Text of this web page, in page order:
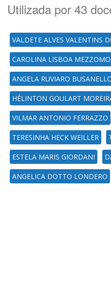
Utilizada por 43
VALDETE ALVES VALENTINS
CAROLINA LISBOA MEZZOMO
ANGELA RUVIARO
HÉLINTON GOULART
VILMAR ANTONIO FERRAZZO
TERESINHA HECK WEILLER
ESTELA MARIS GIORDANI
ANGELICA DOTTO LONDERO